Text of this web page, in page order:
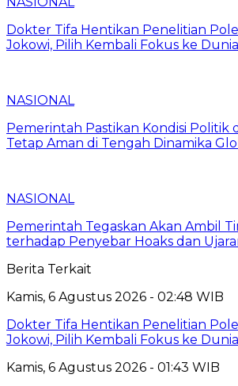
Dokter Tifa Hentikan Penelitian
Jokowi, Pilih Kembali Fokus ke
NASIONAL
Pemerintah Pastikan Kondisi Politik
Tetap Aman di Tengah Dinamika
NASIONAL
Pemerintah Tegaskan Akan Ambil
terhadap Penyebar Hoaks dan
Berita Terkait
Kamis, 6 Agustus 2026 - 02:48 WIB
Dokter Tifa Hentikan Penelitian
Jokowi, Pilih Kembali Fokus ke
Kamis, 6 Agustus 2026 - 01:43 WIB